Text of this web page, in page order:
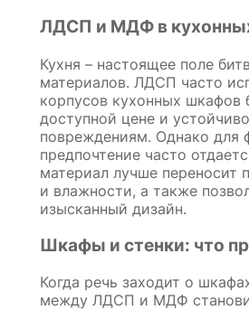
ЛДСП и МДФ в
Кухня – настоящее поле
материалов. ЛДСП часто
корпусов кухонных шкафов
доступной цене и
повреждениям. Однако для
предпочтение часто
материал лучше переносит
и влажности, а также
изысканный дизайн.
Шкафы и стенки: что
Когда речь заходит о
между ЛДСП и МДФ